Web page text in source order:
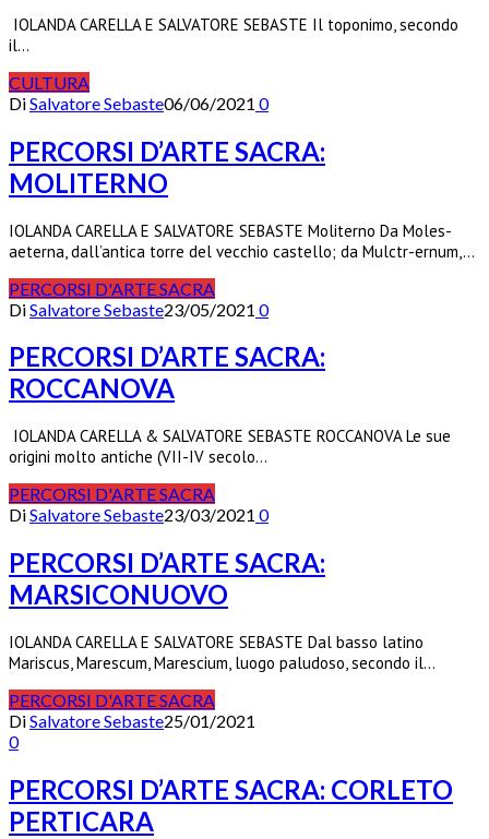
IOLANDA CARELLA E SALVATORE SEBASTE Il toponimo, secondo
il…
CULTURA
DiSalvatore Sebaste06/06/2021 0
PERCORSI D’ARTE SACRA:
MOLITERNO
IOLANDA CARELLA E SALVATORE SEBASTE Moliterno Da Moles-
aeterna, dall’antica torre del vecchio castello; da Mulctr-ernum,…
PERCORSI D'ARTE SACRA
DiSalvatore Sebaste23/05/2021 0
PERCORSI D’ARTE SACRA:
ROCCANOVA
IOLANDA CARELLA & SALVATORE SEBASTE ROCCANOVA Le sue
origini molto antiche (VII-IV secolo…
PERCORSI D'ARTE SACRA
DiSalvatore Sebaste23/03/2021 0
PERCORSI D’ARTE SACRA:
MARSICONUOVO
IOLANDA CARELLA E SALVATORE SEBASTE Dal basso latino
Mariscus, Marescum, Marescium, luogo paludoso, secondo il…
PERCORSI D'ARTE SACRA
DiSalvatore Sebaste25/01/2021
0
PERCORSI D’ARTE SACRA: CORLETO
PERTICARA